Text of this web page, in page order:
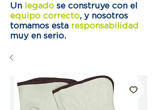
Un legado se construye con el
equipo correcto, y nosotros
tomamos esta responsabilidad
muy en serio.